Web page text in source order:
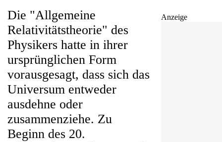
Anzeige
Die "Allgemeine
Relativitätstheorie" des
Physikers hatte in ihrer
ursprünglichen Form
vorausgesagt, dass sich das
Universum entweder
ausdehne oder
zusammenziehe. Zu
Beginn des 20.